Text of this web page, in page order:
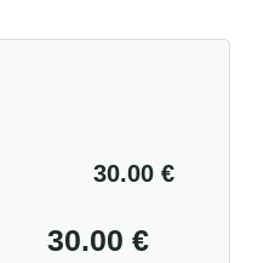
30.00 €
30.00 €